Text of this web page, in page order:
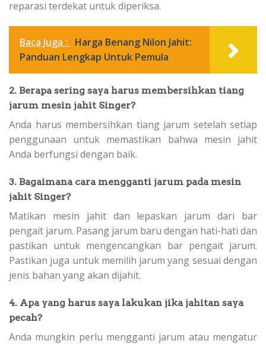
reparasi terdekat untuk diperiksa.
Baca Juga :
Harga Benang Nilon Jahit:
Panduan Lengkap Untuk Pemula
2. Berapa sering saya harus membersihkan tiang
jarum mesin jahit Singer?
Anda harus membersihkan tiang jarum setelah setiap
penggunaan untuk memastikan bahwa mesin jahit
Anda berfungsi dengan baik.
3. Bagaimana cara mengganti jarum pada mesin
jahit Singer?
Matikan mesin jahit dan lepaskan jarum dari bar
pengait jarum. Pasang jarum baru dengan hati-hati dan
pastikan untuk mengencangkan bar pengait jarum.
Pastikan juga untuk memilih jarum yang sesuai dengan
jenis bahan yang akan dijahit.
4. Apa yang harus saya lakukan jika jahitan saya
pecah?
Anda mungkin perlu mengganti jarum atau mengatur